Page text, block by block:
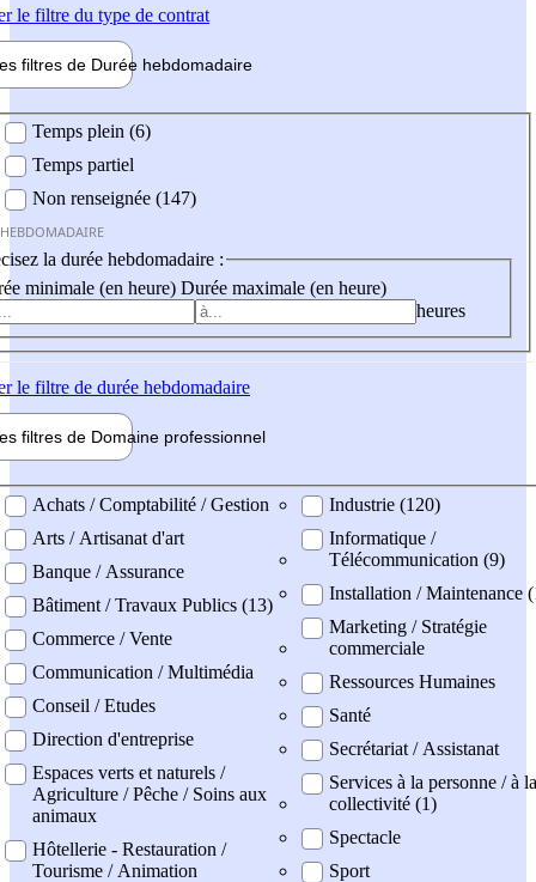
le filtre du type de contrat
filtres de Durée hebdomadaire
Temps plein (6)
Temps partiel
Non renseignée (147)
la durée hebdomadaire :
minimale (en heure) Durée maximale (en heure)
heures
le filtre de durée hebdomadaire
filtres de Domaine professionnel
professionel
Achats / Comptabilité / Gestion
Arts / Artisanat d'art
Banque / Assurance
Bâtiment / Travaux Publics (13)
Commerce / Vente
Communication / Multimédia
Conseil / Etudes
Direction d'entreprise
Espaces verts et naturels /
Agriculture / Pêche / Soins aux
animaux
Hôtellerie - Restauration /
Tourisme / Animation
Industrie (120)
Informatique /
Télécommunication (9)
Installation / Maintenance
Marketing / Stratégie
commerciale
Ressources Humaines
Santé
Secrétariat / Assistanat
Services à la personne / à la
collectivité (1)
Spectacle
Sport